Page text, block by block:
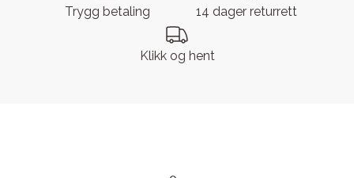
Trygg betaling 14 dager returrett
Klikk og hent